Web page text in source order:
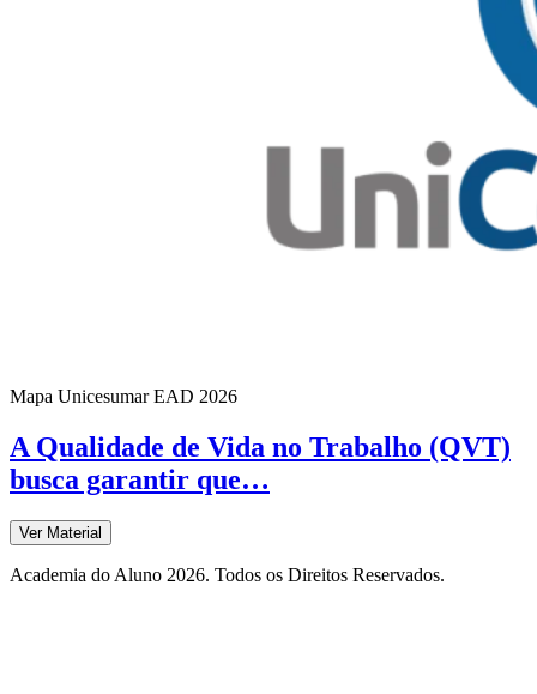
Mapa Unicesumar EAD 2026
A Qualidade de Vida no Trabalho (QVT)
busca garantir que…
Ver Material
Academia do Aluno 2026. Todos os Direitos Reservados.